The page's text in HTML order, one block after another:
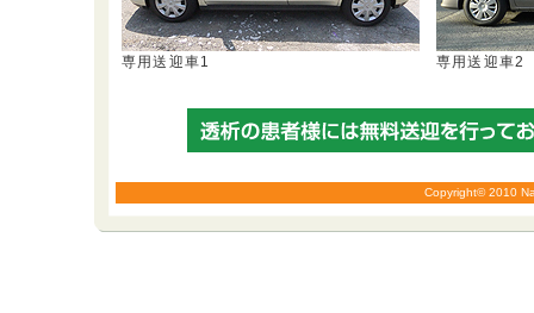
専用送迎車1 専用送迎車2
Copyright© 2010